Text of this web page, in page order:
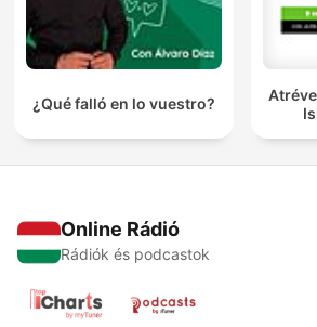
¿Qué falló en lo vuestro?
Online Rádió
Rádiók és podcastok